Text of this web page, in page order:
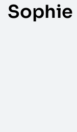
Sophie